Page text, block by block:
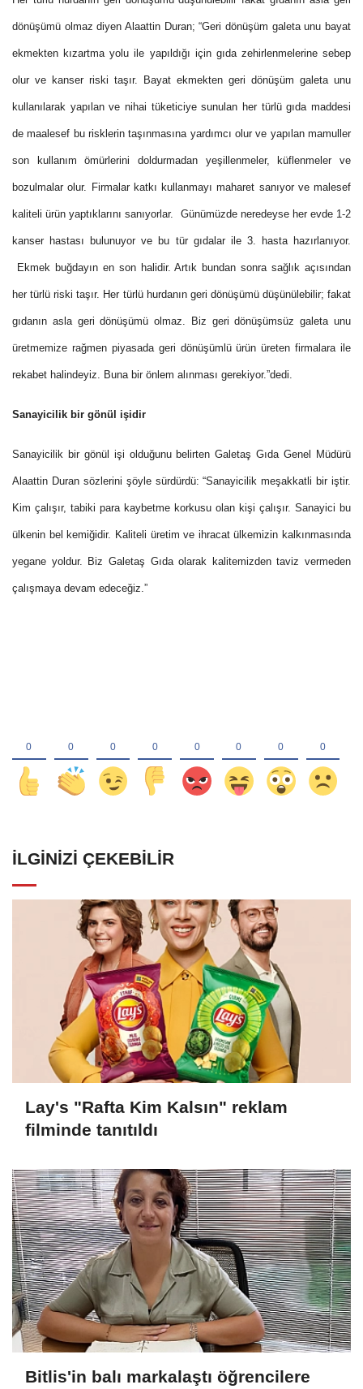
dönüşümü olmaz diyen Alaattin Duran; “Geri dönüşüm galeta unu bayat
ekmekten kızartma yolu ile yapıldığı için gıda zehirlenmelerine sebep
olur ve kanser riski taşır. Bayat ekmekten geri dönüşüm galeta unu
kullanılarak yapılan ve nihai tüketiciye sunulan her türlü gıda maddesi
de maalesef bu risklerin taşınmasına yardımcı olur ve yapılan mamuller
son kullanım ömürlerini doldurmadan yeşillenmeler, küflenmeler ve
bozulmalar olur. Firmalar katkı kullanmayı maharet sanıyor ve malesef
kaliteli ürün yaptıklarını sanıyorlar. Günümüzde neredeyse her evde 1-2
kanser hastası bulunuyor ve bu tür gıdalar ile 3. hasta hazırlanıyor.
Ekmek buğdayın en son halidir. Artık bundan sonra sağlık açısından
her türlü riski taşır. Her türlü hurdanın geri dönüşümü düşünülebilir; fakat
gıdanın asla geri dönüşümü olmaz. Biz geri dönüşümsüz galeta unu
üretmemize rağmen piyasada geri dönüşümlü ürün üreten firmalara ile
rekabet halindeyiz. Buna bir önlem alınması gerekiyor.”dedi.
Sanayicilik bir gönül işidir
Sanayicilik bir gönül işi olduğunu belirten Galetaş Gıda Genel Müdürü
Alaattin Duran sözlerini şöyle sürdürdü: “Sanayicilik meşakkatli bir iştir.
Kim çalışır, tabiki para kaybetme korkusu olan kişi çalışır. Sanayici bu
ülkenin bel kemiğidir. Kaliteli üretim ve ihracat ülkemizin kalkınmasında
yegane yoldur. Biz Galetaş Gıda olarak kalitemizden taviz vermeden
çalışmaya devam edeceğiz.”
İLGINIZI ÇEKEBILIR
Lay's "Rafta Kim Kalsın" reklam
filminde tanıtıldı
Bitlis'in balı markalaştı öğrencilere